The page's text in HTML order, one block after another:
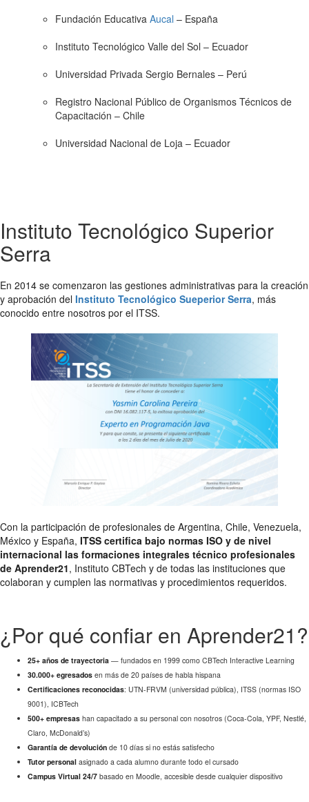
Fundación Educativa Aucal – España
Instituto Tecnológico Valle del Sol – Ecuador
Universidad Privada Sergio Bernales – Perú
Registro Nacional Público de Organismos Técnicos de
Capacitación – Chile
Universidad Nacional de Loja – Ecuador
Instituto Tecnológico Superior
Serra
En 2014 se comenzaron las gestiones administrativas para la creación
y aprobación del Instituto Tecnológico Sueperior Serra, más
conocido entre nosotros por el ITSS.
Con la participación de profesionales de Argentina, Chile, Venezuela,
México y España, ITSS certifica bajo normas ISO y de nivel
internacional las formaciones integrales técnico profesionales
de Aprender21, Instituto CBTech y de todas las instituciones que
colaboran y cumplen las normativas y procedimientos requeridos.
¿Por qué confiar en Aprender21?
25+ años de trayectoria — fundados en 1999 como CBTech Interactive Learning
30.000+ egresados en más de 20 países de habla hispana
Certificaciones reconocidas: UTN-FRVM (universidad pública), ITSS (normas ISO
9001), ICBTech
500+ empresas han capacitado a su personal con nosotros (Coca-Cola, YPF, Nestlé,
Claro, McDonald’s)
Garantía de devolución de 10 días si no estás satisfecho
Tutor personal asignado a cada alumno durante todo el cursado
Campus Virtual 24/7 basado en Moodle, accesible desde cualquier dispositivo